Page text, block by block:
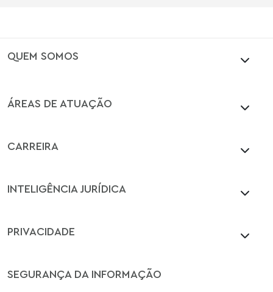
QUEM SOMOS
ÁREAS DE ATUAÇÃO
CARREIRA
INTELIGÊNCIA JURÍDICA
PRIVACIDADE
SEGURANÇA DA INFORMAÇÃO